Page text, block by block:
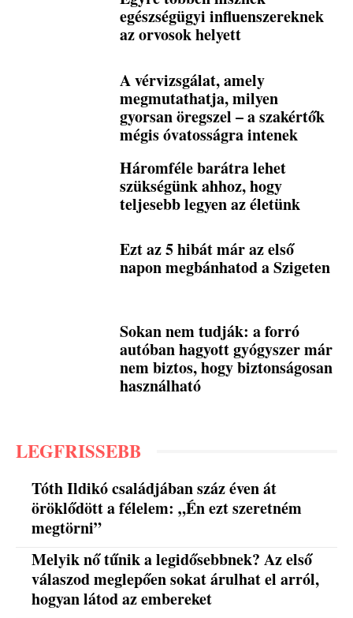
egészségügyi influenszereknek
az orvosok helyett
A vérvizsgálat, amely
megmutathatja, milyen
gyorsan öregszel – a szakértők
mégis óvatosságra intenek
Háromféle barátra lehet
szükségünk ahhoz, hogy
teljesebb legyen az életünk
Ezt az 5 hibát már az első
napon megbánhatod a Szigeten
Sokan nem tudják: a forró
autóban hagyott gyógyszer már
nem biztos, hogy biztonságosan
használható
LEGFRISSEBB
Tóth Ildikó családjában száz éven át
öröklődött a félelem: „Én ezt szeretném
megtörni”
Melyik nő tűnik a legidősebbnek? Az első
válaszod meglepően sokat árulhat el arról,
hogyan látod az embereket